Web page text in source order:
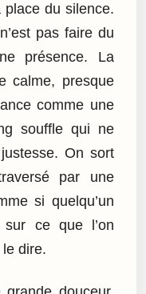
place du silence.
pas faire du
présence. La
calme, presque
comme une
souffle qui ne
On sort
par une
si quelqu’un
ce que l’on
dire.